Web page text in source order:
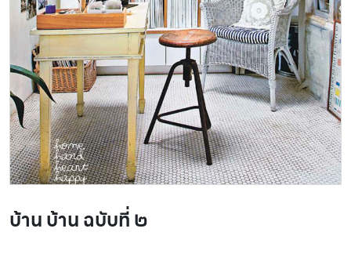
บ้าน บ้าน ฉบับที่ ๒